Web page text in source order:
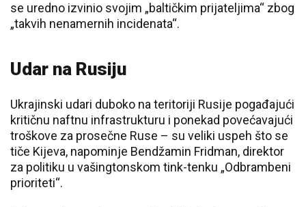
se uredno izvinio svojim „baltičkim prijateljima“ zbog
„takvih nenamernih incidenata“.
Udar na Rusiju
Ukrajinski udari duboko na teritoriji Rusije pogađajući
kritičnu naftnu infrastrukturu i ponekad povećavajući
troškove za prosečne Ruse – su veliki uspeh što se
tiče Kijeva, napominje Bendžamin Fridman, direktor
za politiku u vašingtonskom tink-tenku „Odbrambeni
prioriteti“.